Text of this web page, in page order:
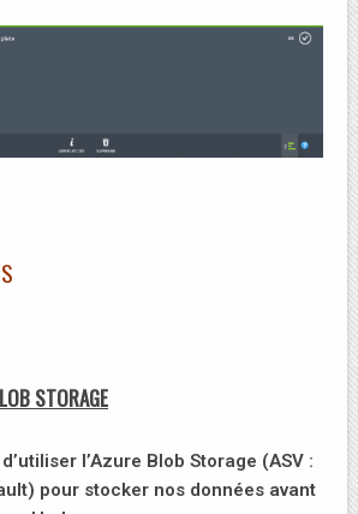
STORAGE
l’Azure Blob Storage (ASV :
pour stocker nos données avant